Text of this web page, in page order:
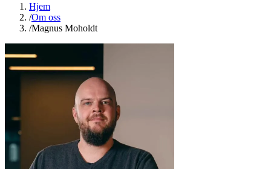
Hjem
/Om oss
/Magnus Moholdt